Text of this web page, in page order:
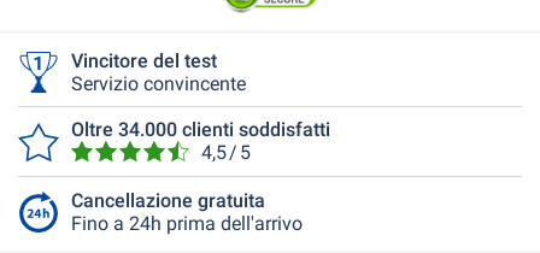
Vincitore del test
Servizio convincente
Oltre 34.000 clienti soddisfatti
4,5 / 5
Cancellazione gratuita
Fino a 24h prima dell'arrivo